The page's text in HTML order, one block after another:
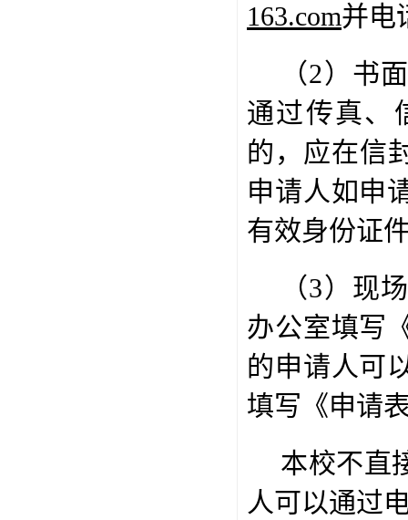
163.com并电
（2）书
通过传真、
的，应在信
申请人如申
有效身份证
（3）现
办公室填写
的申请人可
填写《申请
本校不直
人可以通过